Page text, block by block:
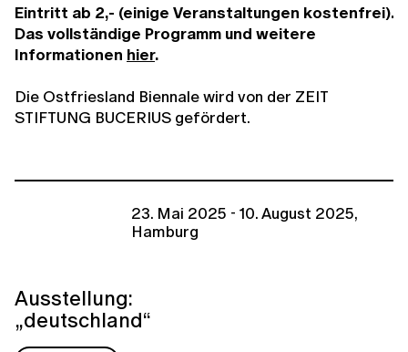
Eintritt ab 2,- (einige Veranstaltungen kostenfrei).
Das vollständige Programm und weitere
Informationen hier.
Die Ostfriesland Biennale wird von der ZEIT
STIFTUNG BUCERIUS gefördert.
23. Mai 2025 - 10. August 2025,
Hamburg
Ausstellung:
„deutschland“